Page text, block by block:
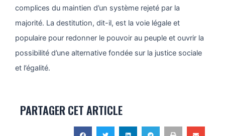
complices du maintien d’un système rejeté par la
majorité. La destitution, dit-il, est la voie légale et
populaire pour redonner le pouvoir au peuple et ouvrir la
possibilité d’une alternative fondée sur la justice sociale
et l’égalité.
PARTAGER CET ARTICLE